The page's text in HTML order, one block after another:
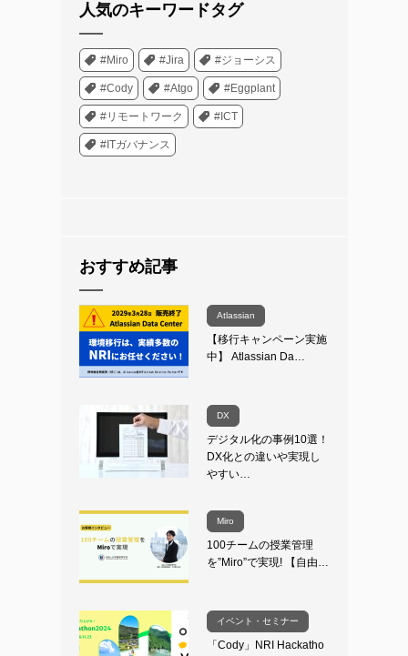
人気のキーワードタグ
#Miro #Jira #ジョーシス
#Cody #Atgo #Eggplant
#リモートワーク #ICT
#ITガバナンス
おすすめ記事
Atlassian
【移行キャンペーン実施
中】 Atlassian Da…
DX
デジタル化の事例10選！
DX化との違いや実現し
やすい…
Miro
100チームの授業管理
を”Miro”で実現! 【自由…
イベント・セミナー
「Cody」NRI Hackatho